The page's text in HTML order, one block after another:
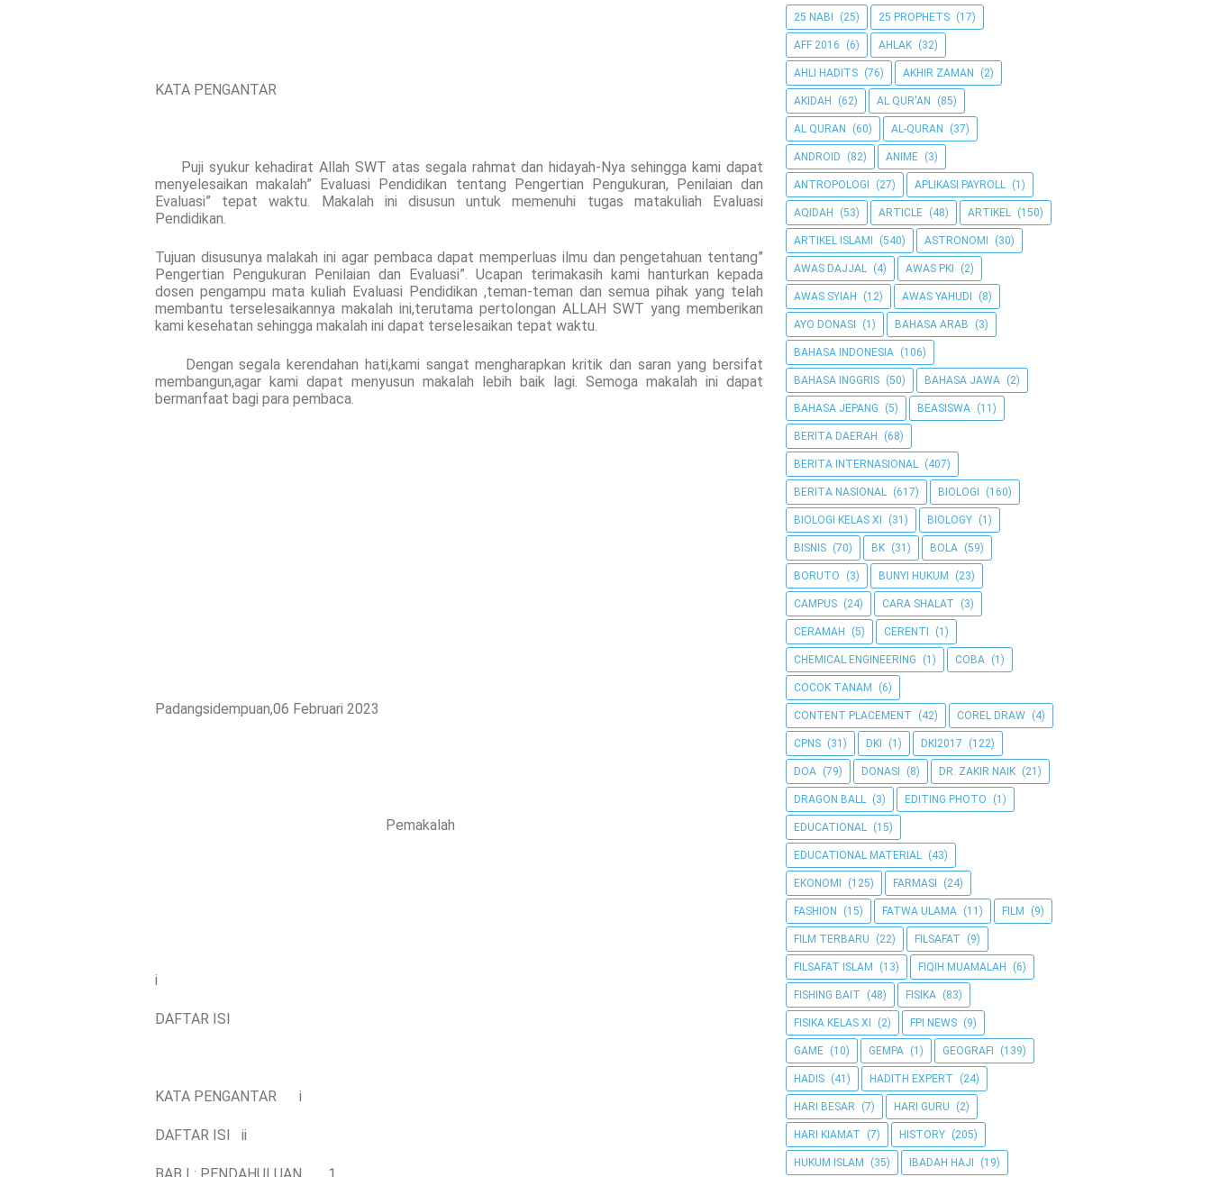
KATA PENGANTAR
Puji syukur kehadirat Allah SWT atas segala rahmat dan hidayah-Nya sehingga kami dapat
menyelesaikan makalah” Evaluasi Pendidikan tentang Pengertian Pengukuran, Penilaian dan
Evaluasi” tepat waktu. Makalah ini disusun untuk memenuhi tugas matakuliah Evaluasi
Pendidikan.
Tujuan disusunya malakah ini agar pembaca dapat memperluas ilmu dan pengetahuan tentang”
Pengertian Pengukuran Penilaian dan Evaluasi”. Ucapan terimakasih kami hanturkan kepada
dosen pengampu mata kuliah Evaluasi Pendidikan ,teman-teman dan semua pihak yang telah
membantu terselesaikannya makalah ini,terutama pertolongan ALLAH SWT yang memberikan
kami kesehatan sehingga makalah ini dapat terselesaikan tepat waktu.
Dengan segala kerendahan hati,kami sangat mengharapkan kritik dan saran yang bersifat
membangun,agar kami dapat menyusun makalah lebih baik lagi. Semoga makalah ini dapat
bermanfaat bagi para pembaca.
Padangsidempuan,06 Februari 2023
Pemakalah
i
DAFTAR ISI
KATA PENGANTAR i
DAFTAR ISI ii
25 NABI (25) 25 PROPHETS (17)
AFF 2016 (6) AHLAK (32)
AHLI HADITS (76) AKHIR ZAMAN (2)
AKIDAH (62) AL QUR'AN (85)
AL QURAN (60) AL-QURAN (37)
ANDROID (82) ANIME (3)
ANTROPOLOGI (27) APLIKASI PAYROLL (1)
AQIDAH (53) ARTICLE (48) ARTIKEL (150)
ARTIKEL ISLAMI (540) ASTRONOMI (30)
AWAS DAJJAL (4) AWAS PKI (2)
AWAS SYIAH (12) AWAS YAHUDI (8)
AYO DONASI (1) BAHASA ARAB (3)
BAHASA INDONESIA (106)
BAHASA INGGRIS (50) BAHASA JAWA (2)
BAHASA JEPANG (5) BEASISWA (11)
BERITA DAERAH (68)
BERITA INTERNASIONAL (407)
BERITA NASIONAL (617) BIOLOGI (160)
BIOLOGI KELAS XI (31) BIOLOGY (1)
BISNIS (70) BK (31) BOLA (59)
BORUTO (3) BUNYI HUKUM (23)
CAMPUS (24) CARA SHALAT (3)
CERAMAH (5) CERENTI (1)
CHEMICAL ENGINEERING (1) COBA (1)
COCOK TANAM (6)
CONTENT PLACEMENT (42) COREL DRAW (4)
CPNS (31) DKI (1) DKI2017 (122)
DOA (79) DONASI (8) DR. ZAKIR NAIK (21)
DRAGON BALL (3) EDITING PHOTO (1)
EDUCATIONAL (15)
EDUCATIONAL MATERIAL (43)
EKONOMI (125) FARMASI (24)
FASHION (15) FATWA ULAMA (11) FILM (9)
FILM TERBARU (22) FILSAFAT (9)
FILSAFAT ISLAM (13) FIQIH MUAMALAH (6)
FISHING BAIT (48) FISIKA (83)
FISIKA KELAS XI (2) FPI NEWS (9)
GAME (10) GEMPA (1) GEOGRAFI (139)
HADIS (41) HADITH EXPERT (24)
HARI BESAR (7) HARI GURU (2)
HARI KIAMAT (7) HISTORY (205)
HUKUM ISLAM (35) IBADAH HAJI (19)